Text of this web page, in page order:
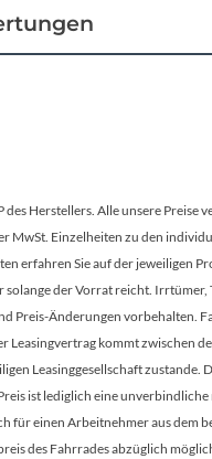
gute Kontrolle
Pedale
schmale Plattformpedale
Vorbau
Vorbau aus
Aluminium 40 mm /
des Herstellers. Alle unsere Preise
MwSt. Einzelheiten zu den
erfahren Sie auf der jeweiligen
solange der Vorrat reicht. Irrtümer,
Preis-Änderungen vorbehalten.
Leasingvertrag kommt zwischen
Leasinggesellschaft zustande.
ist lediglich eine
für einen Arbeitnehmer aus dem
des Fahrrades abzüglich